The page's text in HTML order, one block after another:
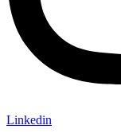
Linkedin